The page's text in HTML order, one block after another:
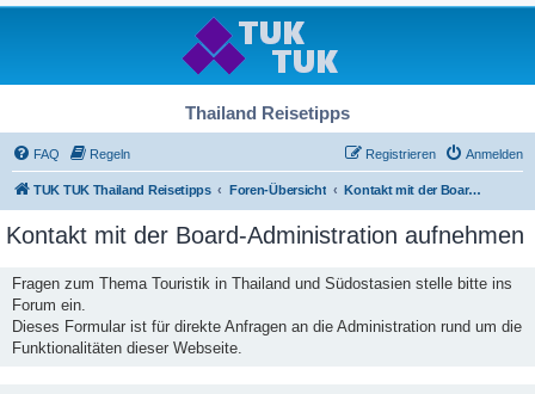
Thailand Reisetipps
FAQ Regeln Anmelden
Registrieren
TUK TUK Thailand Reisetipps Foren-Übersicht Kontakt mit der Board-Administration aufnehmen
Kontakt mit der Board-Administration aufnehmen
Fragen zum Thema Touristik in Thailand und Südostasien stelle bitte ins
Forum ein.
Dieses Formular ist für direkte Anfragen an die Administration rund um die
Funktionalitäten dieser Webseite.